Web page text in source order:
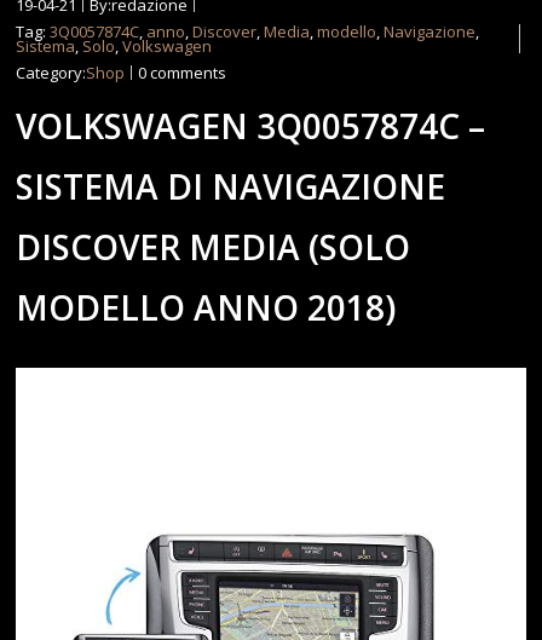
19-04-21
By:redazione
Tag:3Q0057874C, anno,Discover,Media,modello,Navigazione,
Sistema, Solo,Volkswagen
Category:Shop 0 comments
VOLKSWAGEN 3Q0057874C –
SISTEMA DI NAVIGAZIONE
DISCOVER MEDIA (SOLO
MODELLO ANNO 2018)